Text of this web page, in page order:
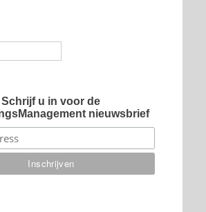
Schrijf u in voor de
nieuwsbrief